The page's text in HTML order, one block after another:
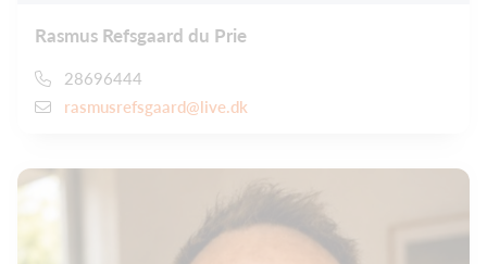
Rasmus Refsgaard du Prie
28696444
rasmusrefsgaard@live.dk